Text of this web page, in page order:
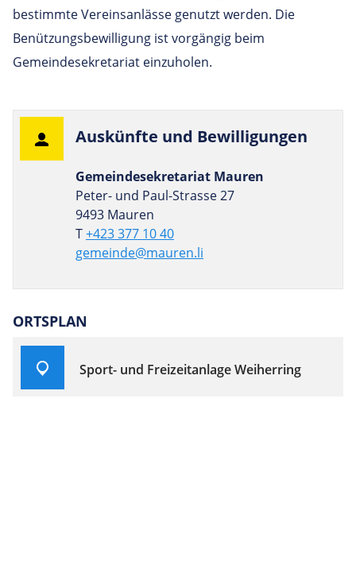
bestimmte Vereinsanlässe genutzt werden. Die
Benützungsbewilligung ist vorgängig beim
Gemeindesekretariat einzuholen.
Aus­künfte und Bewilligungen
Gemeindesekretariat Mauren
Peter- und Paul-Strasse 27
9493 Mauren
T+423 377 10 40
gemeinde@mauren.li
ORTSPLAN
Sport- und Freizeitanlage Weiherring